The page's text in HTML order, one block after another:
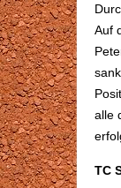
Auf
alle
TC